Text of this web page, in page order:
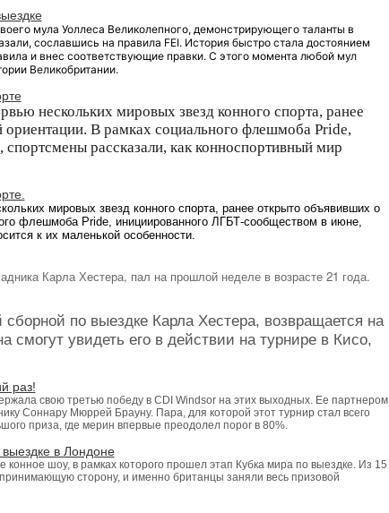
мула Уоллеса Великолепного, демонстрирующего таланты в
сославшись на правила FEI. История быстро стала достоянием
и внес соответствующие правки.С этого момента любой мул
Великобритании.
нескольких мировых звезд конного спорта, ранее
В рамках социального флешмоба Pride,
спортсмены рассказали, как конноспортивный мир
мировых звезд конного спорта, ранее открыто объявивших о
флешмоба Pride, инициированного ЛГБТ-сообществом в июне,
к их маленькой особенности.
Карла Хестера, пал на прошлой неделе в возрасте 21 года.
по выездке Карла Хестера, возвращается на
смогут увидеть его в действии на турнире в Кисо,
раз!
свою третью победу в CDI Windsor на этих выходных. Ее партнером
Соннару Мюррей Брауну. Пара, для которой этот турнир стал всего
приза, где мерин впервые преодолел порог в 80%.
в Лондоне
шоу, в рамках которого прошел этап Кубка мира по выездке. Из 15
сторону, и именно британцы заняли весь призовой